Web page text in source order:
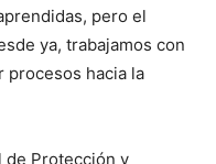
pero el
ya, trabajamos con
procesos hacia la
de Protección y